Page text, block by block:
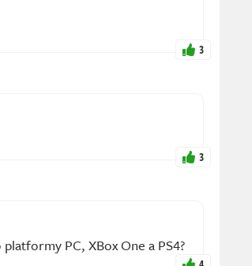
3
3
PC, XBox One a PS4?